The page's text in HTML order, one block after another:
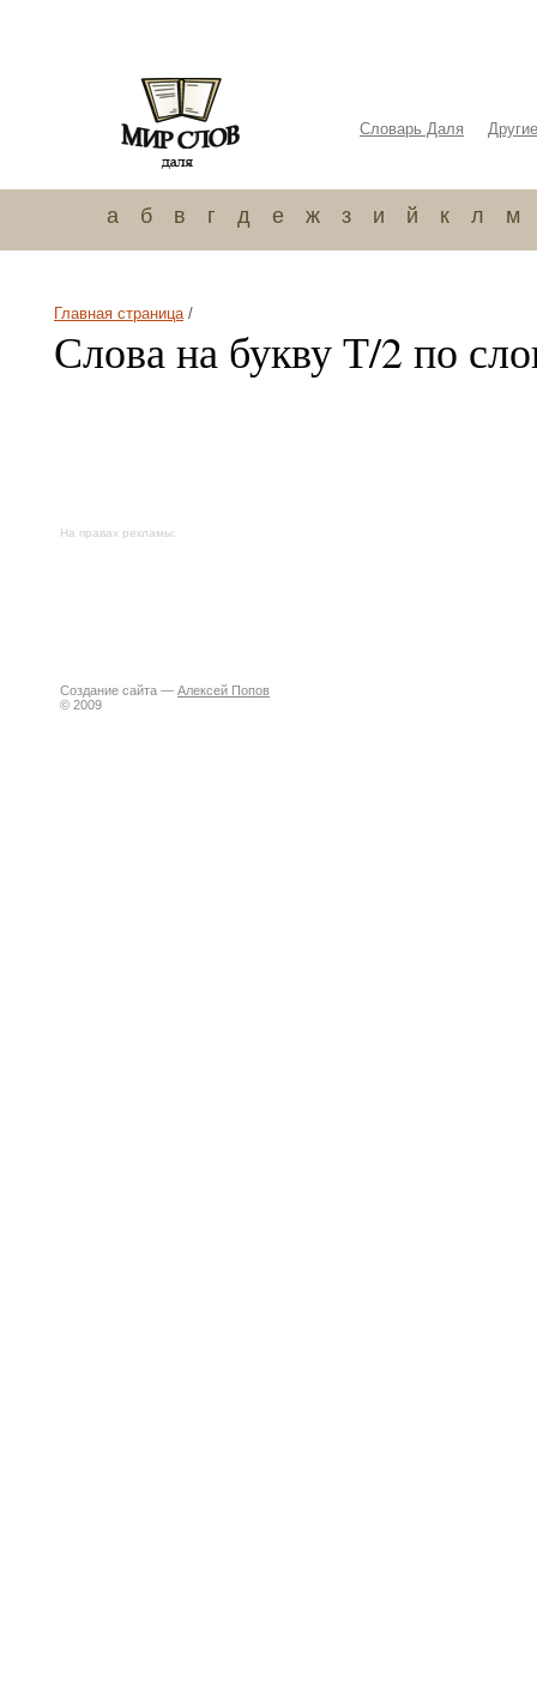
Словарь Даля
а б в г д е ж з и й к л м
Главная страница/
Слова на букву Т/2 по
На правах рекламы:
Создание сайта — Алексей Попов
© 2009